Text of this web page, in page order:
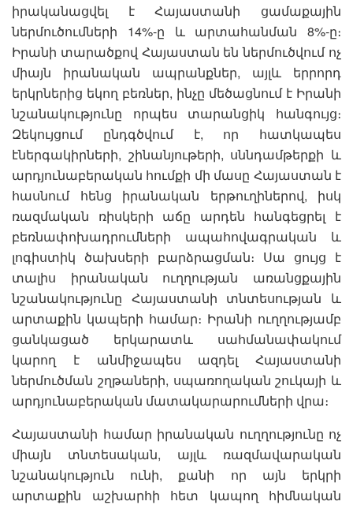
իրականացվել է Հայաստանի ցամաքային
ներմուծումների 14%-ը և արտահանման 8%-ը։
Իրանի տարածքով Հայաստան են ներմուծվում ոչ
միայն իրանական ապրանքներ, այլև երրորդ
երկրներից եկող բեռներ, ինչը մեծացնում է Իրանի
նշանակությունը որպես տարանցիկ հանգույց։
Զեկույցում ընդգծվում է, որ հատկապես
էներգակիրների, շինանյութերի, սննդամթերքի և
արդյունաբերական հումքի մի մասը Հայաստան է
հասնում հենց իրանական երթուղիներով, իսկ
ռազմական ռիսկերի աճը արդեն հանգեցրել է
բեռնափոխադրումների ապահովագրական և
լոգիստիկ ծախսերի բարձրացման։ Սա ցույց է
տալիս իրանական ուղղության առանցքային
նշանակությունը Հայաստանի տնտեսության և
արտաքին կապերի համար։ Իրանի ուղղությամբ
ցանկացած երկարատև սահմանափակում
կարող է անմիջապես ազդել Հայաստանի
ներմուծման շղթաների, սպառողական շուկայի և
արդյունաբերական մատակարարումների վրա։
Հայաստանի համար իրանական ուղղությունը ոչ
միայն տնտեսական, այլև ռազմավարական
նշանակություն ունի, քանի որ այն երկրի
արտաքին աշխարհի հետ կապող հիմնական